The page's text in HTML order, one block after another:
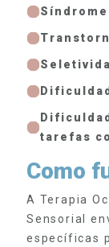
Síndrome
tarefas
Como
A Terapia
Sensorial
específicas